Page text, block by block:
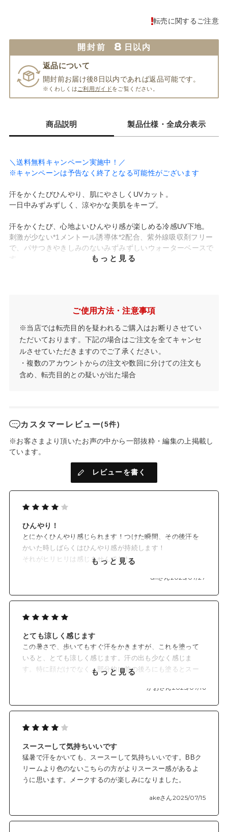
転売に関するご注意
開封前 8 日以内
返品について
開封前お届け後8日以内であれば返品可能です。
※くわしくは ご利用ガイドをご覧ください。
商品説明 製品仕様・全成分表示
＼送料無料キャンペーン実施中！／
※キャンペーンは予告なく終了となる可能性がございます
汗をかくたびひんやり、肌にやさしくUVカット。
一日中みずみずしく、涼やかな美肌をキープ。
汗をかくたび、心地よいひんやり感が楽しめる冷感UV下地。
刺激が少ない*1メントール誘導体*2配合、紫外線吸収剤フリー
で、パサつきやきしみのないみずみずしいウォーターベースで
す。
SPF50+・PA++++ UV耐水性★★
ミネラル＋天然由来成分89％
石けんでオフ
ブルーライトカット ノンケミカル処方 低刺激処方*4
✓敏感肌でも汗をかくたびひんやりクール感
肌刺激の少なさとひんやり感の持続で選んだメントール誘導体
✓ノンケミカル処方でSPF50+・PA++++
紫外線吸収剤フリーでSPF50+・PA++++、UV耐水性★★を実
現。
✓みずみずしいウォーターベース
みずみずしくなめらかにのびて、紫外線吸収剤フリーなのにき
しみや乾燥感のないテクスチャー。
まるでスキンケアの乳液のような心地よさです。
✓ナチュラルにトーンアップ、ツヤ肌仕上がり
ミネラルパール*5が光を拡散。ナチュラルにトーンアップし、
肌悩みを自然にカバーします。
紫外線を浴びる肌を考慮して厳選した植物エキスを配合。
こやかさを守ります。
✓爽やかなローズマリー×ティーツリーの香り
肌にのばしたときふわっと漂う、爽やかなローズマリー精油と
ティーツリー精油の香り。
朝のメイク時間に気分をリフレッシュ。
みずみずしいツヤ感で、自然にトーンアップした印象に
*2 メントキシプロバンジオール（清涼剤）
*3 メイクアップ効果
*4 パッチテスト済み（ただしすべての方に肌トラブルが起きな
いわけではありません）
*5 酸化チタン、合成フルオロフロゴパイト（着色剤）
もっと見る
ご使用方法・注意事項
※当店では転売目的を疑われるご購入はお断りさせてい
ただいております。下記の場合はご注文を全てキャンセ
ルさせていただきますのでご了承ください。
・複数のアカウントからの注文や数回に分けての注文も
含め、転売目的との疑いが出た場合
カスタマーレビュー(5件)
※お客さまより頂いたお声の中から一部抜粋・編集の上掲載し
ています。
レビューを書く
ひんやり！
とにかくひんやり感じられます！つけた瞬間、その後汗を
かいた時しばらくはひんやり感が持続します！
それがヒリヒリは感じませんでした。
夏場の長時間つけていると最後の方白浮きしてきたので満
もっと見る
uliさん2025/07/27
とても涼しく感じます
この暑さで、歩いてもすぐ汗をかきますが、これを塗って
いると、とても涼しく感じます。汗の出も少なく感じま
す。特に顔だけでなく、部分的に首の後ろにも塗るとスー
もっと見る
かおさん2025/07/16
スースーして気持ちいいです
猛暑で汗をかいても、スースーして気持ちいいです。BBク
リームより色のないこちらの方がよりスースー感があるよ
うに思います。メークするのが楽しみになりました。
akeさん2025/07/15